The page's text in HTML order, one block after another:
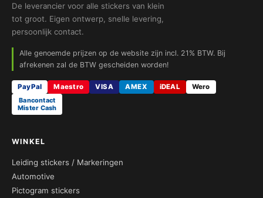
De leverancier voor alle stickers van klein
tot groot. Eigen ontwerp, snelle levering,
persoonlijk contact.
Alle genoemde prijzen op de website zijn incl. 21% BTW. Bij
afrekenen zal de BTW gescheiden worden!
PayPal Maestro VISA AMEX iDEAL
Wero
Bancontact
Mister Cash
WINKEL
Leiding stickers / Markeringen
Automotive
Pictogram stickers